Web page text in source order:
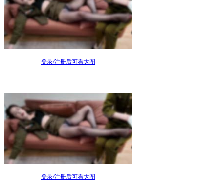
登录/注册后可看大图
登录/注册后可看大图